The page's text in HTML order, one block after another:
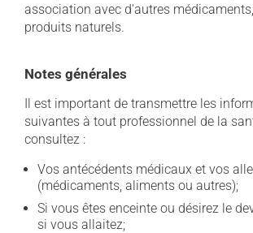
association avec d'autres
produits naturels.
Notes générales
Il est important de transmettre les
suivantes à tout professionnel de la
consultez :
Vos antécédents médicaux et vos
(médicaments, aliments ou autres);
Si vous êtes enceinte ou désirez le
si vous allaitez;